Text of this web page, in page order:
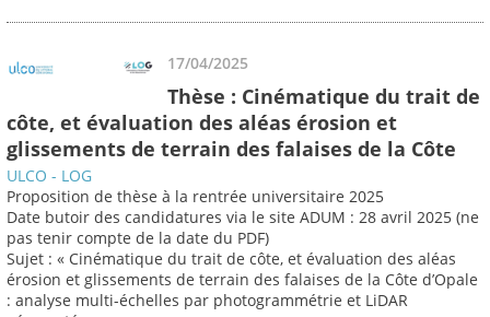
17/04/2025
Thèse : Cinématique du trait de
côte, et évaluation des aléas érosion et
glissements de terrain des falaises de la Côte
ULCO - LOG
Proposition de thèse à la rentrée universitaire 2025
Date butoir des candidatures via le site ADUM : 28 avril 2025 (ne
pas tenir compte de la date du PDF)
Sujet : « Cinématique du trait de côte, et évaluation des aléas
érosion et glissements de terrain des falaises de la Côte d’Opale
: analyse multi-échelles par photogrammétrie et LiDAR